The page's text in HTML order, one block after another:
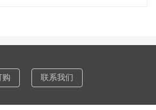
购 联系我们